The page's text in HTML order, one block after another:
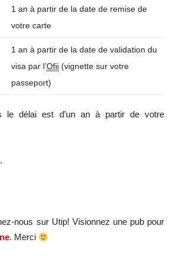
1 an à partir de la date de remise de
votre carte
1 an à partir de la date de validation du
visa par l’Ofii (vignette sur votre
passeport)
le délai est d’un an à partir de votre
.
nous sur Utip! Visionnez une pub pour
. Merci